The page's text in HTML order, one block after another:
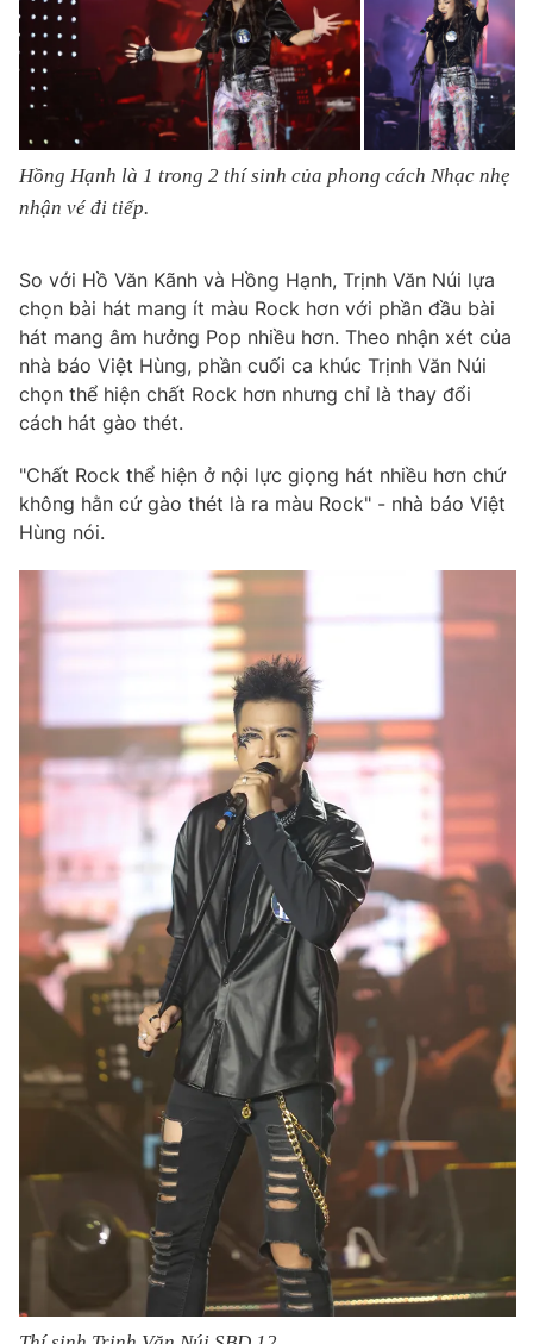
Hồng Hạnh là 1 trong 2 thí sinh của phong cách Nhạc nhẹ
nhận vé đi tiếp.
So với Hồ Văn Kãnh và Hồng Hạnh, Trịnh Văn Núi lựa
chọn bài hát mang ít màu Rock hơn với phần đầu bài
hát mang âm hưởng Pop nhiều hơn. Theo nhận xét của
nhà báo Việt Hùng, phần cuối ca khúc Trịnh Văn Núi
chọn thể hiện chất Rock hơn nhưng chỉ là thay đổi
cách hát gào thét.
"Chất Rock thể hiện ở nội lực giọng hát nhiều hơn chứ
không hằn cứ gào thét là ra màu Rock" - nhà báo Việt
Hùng nói.